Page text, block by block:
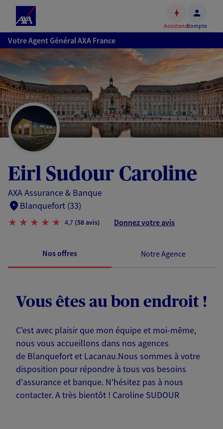
Accéder
au
contenu
Accéder
au
pied
de
page
AssistanceCompte
Votre Agent Général AXA France
Eirl Sudour Caroline
AXA Assurance & Banque
Blanquefort (33)
4,7 (58 avis) Donnez votre avis
Nos offres Notre Agence
Vous êtes au bon endroit !
C'est avec plaisir que mon équipe et moi-même,
nous vous accueillons dans nos agences
de Blanquefort et Lacanau.Nous sommes à votre
disposition pour répondre à tous vos besoins
d'assurance et banque. N'hésitez pas à nous
contacter. A très bientôt ! Caroline SUDOUR